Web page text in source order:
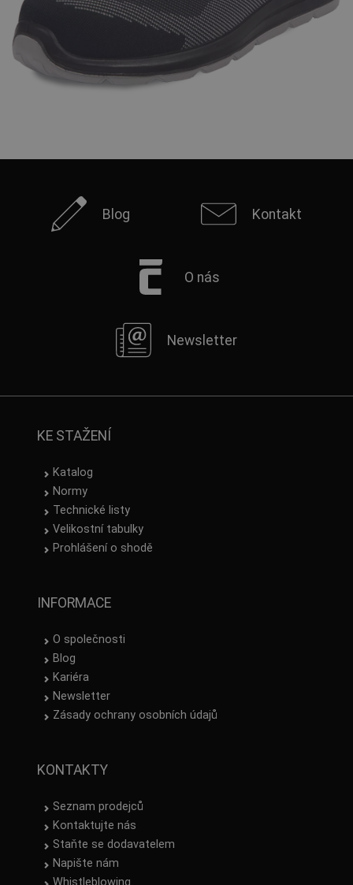
Blog Kontakt
O nás
Newsletter
KE STAŽENÍ
Katalog
Normy
Technické listy
Velikostní tabulky
Prohlášení o shodě
INFORMACE
O společnosti
Blog
Kariéra
Newsletter
Zásady ochrany osobních údajů
KONTAKTY
Seznam prodejců
Kontaktujte nás
Staňte se dodavatelem
Napište nám
Whistleblowing